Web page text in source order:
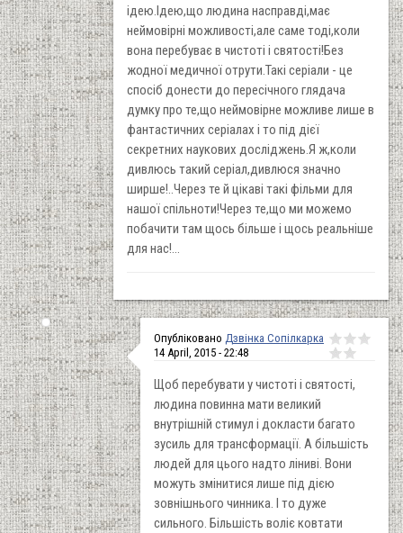
ідею.Ідею,що людина насправді,має
неймовірні можливості,але саме тоді,коли
вона перебуває в чистоті і святості!Без
жодної медичної отрути.Такі серіали - це
спосіб донести до пересічного глядача
думку про те,що неймовірне можливе лише в
фантастичних серіалах і то під дієї
секретних наукових досліджень.Я ж,коли
дивлюсь такий серіал,дивлюся значно
ширше!..Через те й цікаві такі фільми для
нашої спільноти!Через те,що ми можемо
побачити там щось більше і щось реальніше
для нас!...
Опубліковано Дзвінка Сопілкарка
14 April, 2015 - 22:48
Щоб перебувати у чистоті і святості,
людина повинна мати великий
внутрішній стимул і докласти багато
зусиль для трансформації. А більшість
людей для цього надто ліниві. Вони
можуть змінитися лише під дією
зовнішнього чинника. І то дуже
сильного. Більшість воліє ковтати